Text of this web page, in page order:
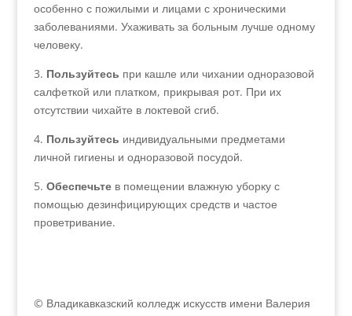
особенно с пожилыми и лицами с хроническими
заболеваниями. Ухаживать за больным лучше одному
человеку.
3. Пользуйтесь при кашле или чихании одноразовой
салфеткой или платком, прикрывая рот. При их
отсутствии чихайте в локтевой сгиб.
4. Пользуйтесь индивидуальными предметами
личной гигиены и одноразовой посудой.
5. Обеспечьте в помещении влажную уборку с
помощью дезинфицирующих средств и частое
проветривание.
© Владикавказский колледж искусств имени Валерия